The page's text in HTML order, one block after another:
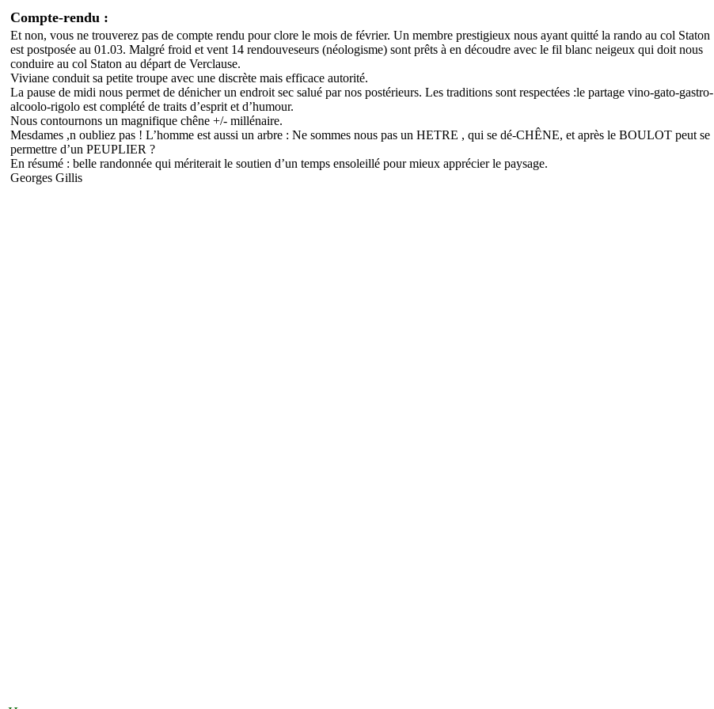
Compte-rendu :
Et non, vous ne trouverez pas de compte rendu pour clore le mois de février. Un membre prestigieux nous ayant quitté la rando au col Staton
est postposée au 01.03. Malgré froid et vent 14 rendouveseurs (néologisme) sont prêts à en découdre avec le fil blanc neigeux qui doit nous
conduire au col Staton au départ de Verclause.
Viviane conduit sa petite troupe avec une discrète mais efficace autorité.
La pause de midi nous permet de dénicher un endroit sec salué par nos postérieurs. Les traditions sont respectées :le partage vino-gato-gastro-
alcoolo-rigolo est complété de traits d’esprit et d’humour.
Nous contournons un magnifique chêne +/- millénaire.
Mesdames ,n oubliez pas ! L’homme est aussi un arbre : Ne sommes nous pas un HETRE , qui se dé-CHÊNE, et après le BOULOT peut se
permettre d’un PEUPLIER ?
En résumé : belle randonnée qui mériterait le soutien d’un temps ensoleillé pour mieux apprécier le paysage.
Georges Gillis